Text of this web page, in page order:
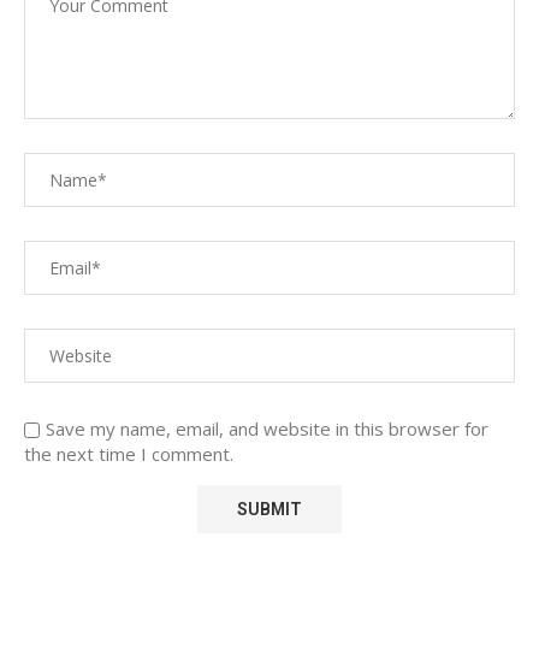
Save my name, email, and website in this browser for
the next time I comment.